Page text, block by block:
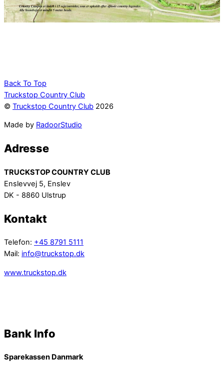
Back To Top
Truckstop Country Club
© Truckstop Country Club 2026
Made by RadoorStudio
Adresse
TRUCKSTOP COUNTRY CLUB
Enslevvej 5, Enslev
DK - 8860 Ulstrup
Kontakt
Telefon: +45 8791 5111
Mail: info@truckstop.dk
www.truckstop.dk
Bank Info
Sparekassen Danmark